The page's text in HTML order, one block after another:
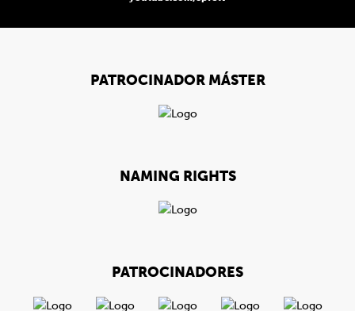
PATROCINADOR MÁSTER
NAMING RIGHTS
PATROCINADORES